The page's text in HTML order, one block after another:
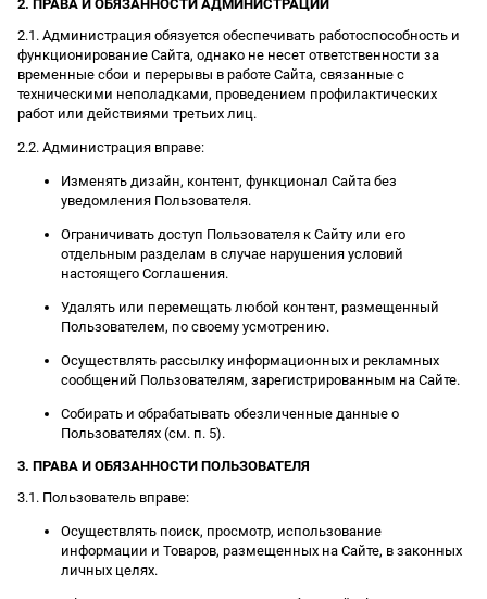
2. ПРАВА И ОБЯЗАННОСТИ АДМИНИСТРАЦИИ
2.1. Администрация обязуется обеспечивать работоспособность и
функционирование Сайта, однако не несет ответственности за
временные сбои и перерывы в работе Сайта, связанные с
техническими неполадками, проведением профилактических
работ или действиями третьих лиц.
2.2. Администрация вправе:
Изменять дизайн, контент, функционал Сайта без
уведомления Пользователя.
Ограничивать доступ Пользователя к Сайту или его
отдельным разделам в случае нарушения условий
настоящего Соглашения.
Удалять или перемещать любой контент, размещенный
Пользователем, по своему усмотрению.
Осуществлять рассылку информационных и рекламных
сообщений Пользователям, зарегистрированным на Сайте.
Собирать и обрабатывать обезличенные данные о
Пользователях (см. п. 5).
3. ПРАВА И ОБЯЗАННОСТИ ПОЛЬЗОВАТЕЛЯ
3.1. Пользователь вправе:
Осуществлять поиск, просмотр, использование
информации и Товаров, размещенных на Сайте, в законных
личных целях.